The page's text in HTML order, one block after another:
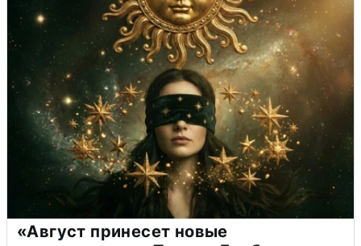
«Август принесет новые